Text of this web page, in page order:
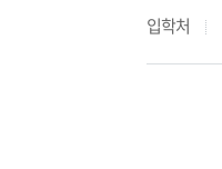
입학처